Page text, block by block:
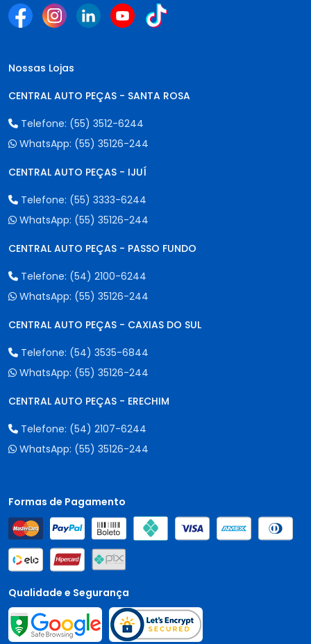
Nossas Lojas
CENTRAL AUTO PEÇAS - SANTA ROSA
Telefone: (55) 3512-6244
WhatsApp: (55) 35126-244
CENTRAL AUTO PEÇAS - IJUÍ
Telefone: (55) 3333-6244
WhatsApp: (55) 35126-244
CENTRAL AUTO PEÇAS - PASSO FUNDO
Telefone: (54) 2100-6244
WhatsApp: (55) 35126-244
CENTRAL AUTO PEÇAS - CAXIAS DO SUL
Telefone: (54) 3535-6844
WhatsApp: (55) 35126-244
CENTRAL AUTO PEÇAS - ERECHIM
Telefone: (54) 2107-6244
WhatsApp: (55) 35126-244
Formas de Pagamento
Qualidade e Segurança